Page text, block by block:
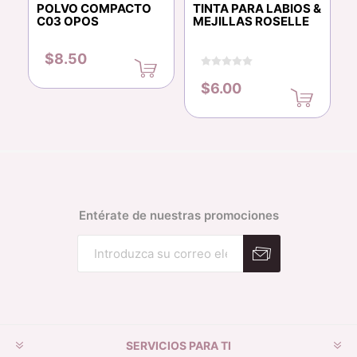
POLVO COMPACTO
C03 OPOS
$8.50
TINTA PARA LABIOS &
MEJILLAS ROSELLE
$6.00
Entérate de nuestras promociones
SERVICIOS PARA TI